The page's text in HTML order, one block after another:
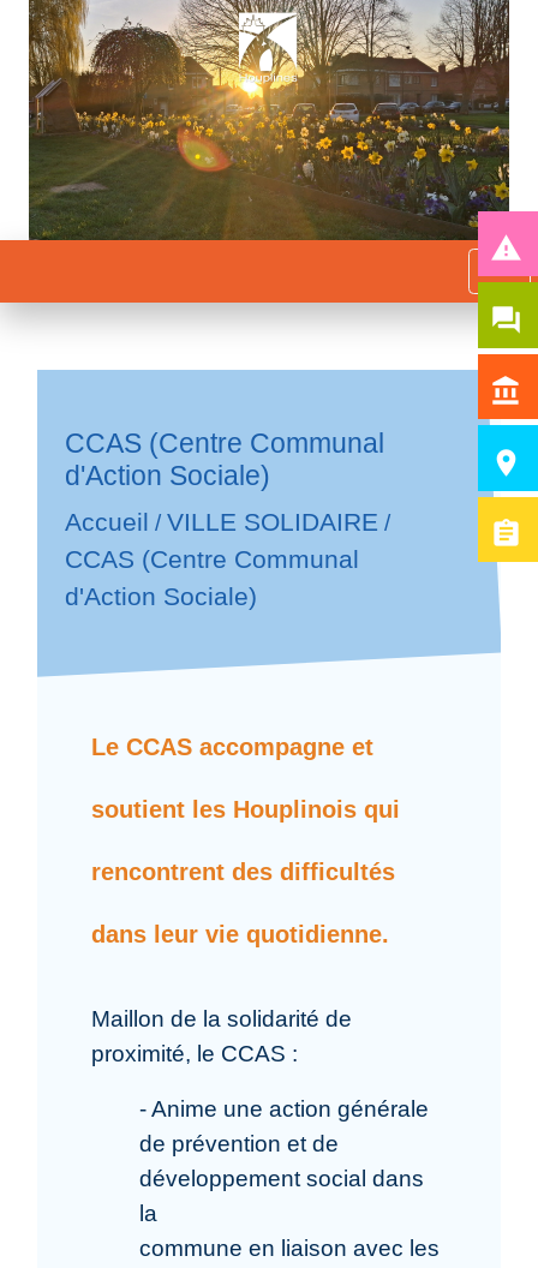
menu
CCAS (Centre Communal
d'Action Sociale)
Accueil / VILLE SOLIDAIRE /
CCAS (Centre Communal
d'Action Sociale)
Le CCAS accompagne et
soutient les Houplinois qui
rencontrent des difficultés
dans leur vie quotidienne.
Maillon de la solidarité de
proximité, le CCAS :
- Anime une action générale
de prévention et de
développement social dans
la
commune en liaison avec les
report_problem
question_answer
account_balance
room
assignment